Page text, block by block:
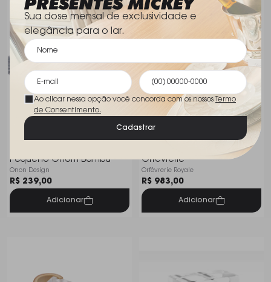
Sua dose mensal de exclusividade e
elegância para o lar.
Ao clicar nessa opção você concorda com os nossos Termo
de Consentimento.
Cadastrar
Pequeno Onom Bambu
Onon Design
R$ 239,00
Adicionar
Orfevrerie
Orfèvrerie Royale
R$ 983,00
Adicionar